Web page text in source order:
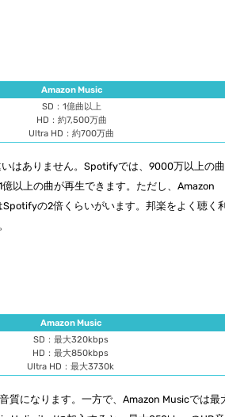
Amazon Music
SD：1億曲以上
HD：約7,500万曲
Ultra HD：約700万曲
はありません。Spotifyでは、9000万以上の曲
以上の曲が再生できます。ただし、Amazon
の2倍くらいがいます。邦楽をよく聴く
Amazon Music
SD：最大320kbps
HD：最大850kbps
Ultra HD：最大3730k
質になります。一方で、Amazon Musicでは最